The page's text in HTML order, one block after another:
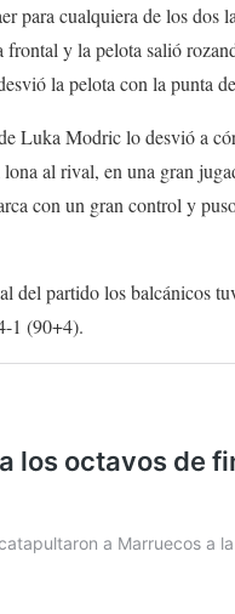
para cualquiera de los dos
frontal y la pelota salió
la pelota con la punta
Luka Modric lo desvió a
al rival, en una gran
con un gran control y
del partido los balcánicos
1 (90+4).